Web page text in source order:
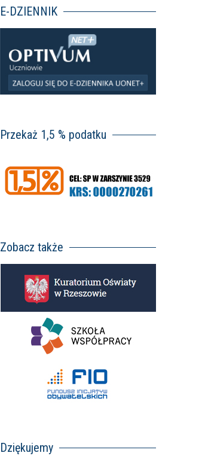
E-DZIENNIK
Przekaż 1,5 % podatku
Zobacz także
Dziękujemy